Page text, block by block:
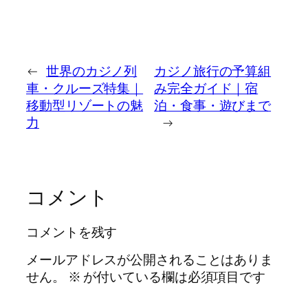
← 世界のカジノ列
車・クルーズ特集｜
移動型リゾートの魅
力
カジノ旅行の予算組
み完全ガイド｜宿
泊・食事・遊びまで
→
コメント
コメントを残す
メールアドレスが公開されることはありま
せん。
※ が付いている欄は必須項目です